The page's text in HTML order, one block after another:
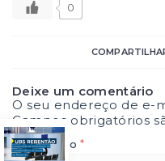
0
Deixe um comentário
O seu endereço de e-
Campos obrigatórios
Comentário *